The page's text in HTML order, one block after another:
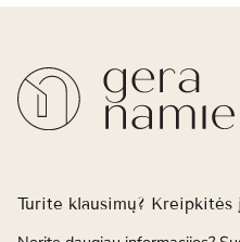
Turite klausimų? Kreipkitės